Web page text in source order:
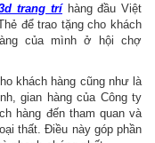
trang tríhàng đầu Việt
để trao tặng cho khách
của mình ở hội chợ
khách hàng cũng như là
gian hàng của Công ty
hàng đến tham quan và
thất. Điều này góp phần